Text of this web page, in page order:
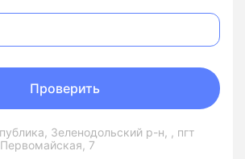
Зеленодольский р-н, , пгт
7
Проверить